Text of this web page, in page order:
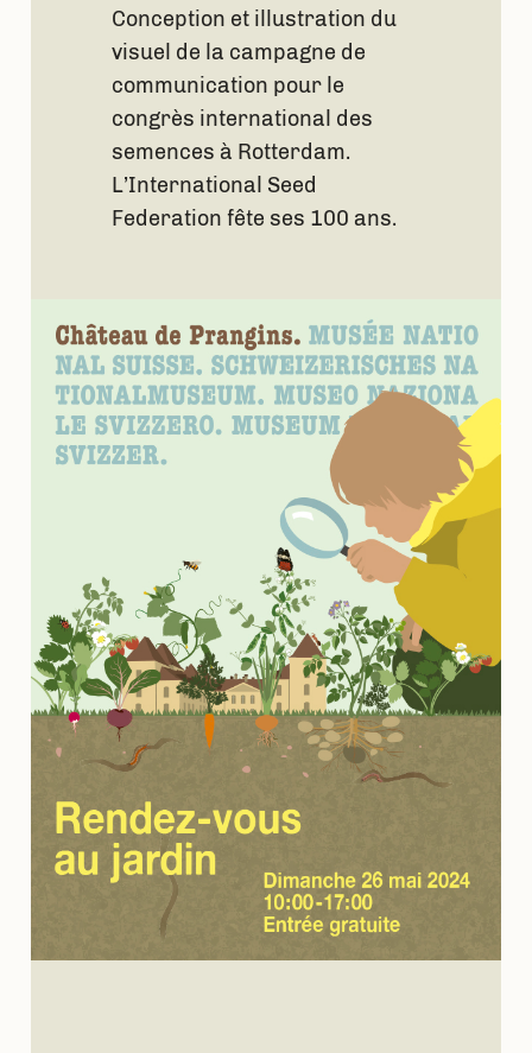
Conception et illustration du
visuel de la campagne de
communication pour le
congrès international des
semences à Rotterdam.
L’International Seed
Federation fête ses 100 ans.